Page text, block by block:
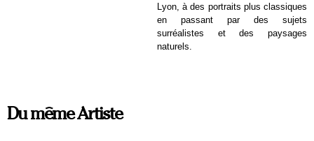
Lyon, à des portraits plus classiques
en passant par des sujets
surréalistes et des paysages
naturels.
Du même Artiste